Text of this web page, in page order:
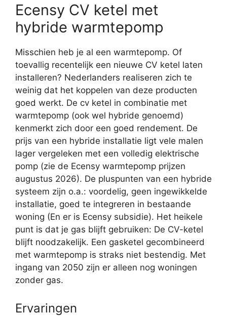
Ecensy CV ketel met
hybride warmtepomp
Misschien heb je al een warmtepomp. Of
toevallig recentelijk een nieuwe CV ketel laten
installeren? Nederlanders realiseren zich te
weinig dat het koppelen van deze producten
goed werkt. De cv ketel in combinatie met
warmtepomp (ook wel hybride genoemd)
kenmerkt zich door een goed rendement. De
prijs van een hybride installatie ligt vele malen
lager vergeleken met een volledig elektrische
pomp (zie de Ecensy warmtepomp prijzen
augustus 2026). De pluspunten van een hybride
systeem zijn o.a.: voordelig, geen ingewikkelde
installatie, goed te integreren in bestaande
woning (En er is Ecensy subsidie). Het heikele
punt is dat je gas blijft gebruiken: De CV-ketel
blijft noodzakelijk. Een gasketel gecombineerd
met warmtepomp is straks niet bestendig. Met
ingang van 2050 zijn er alleen nog woningen
zonder gas.
Ervaringen